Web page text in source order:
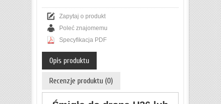
Zapytaj o produkt
Poleć znajomemu
Specyfikacja PDF
Opis produktu
Recenzje produktu (0)